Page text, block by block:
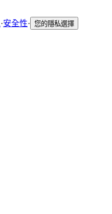
·安全性· 您的隱私選擇